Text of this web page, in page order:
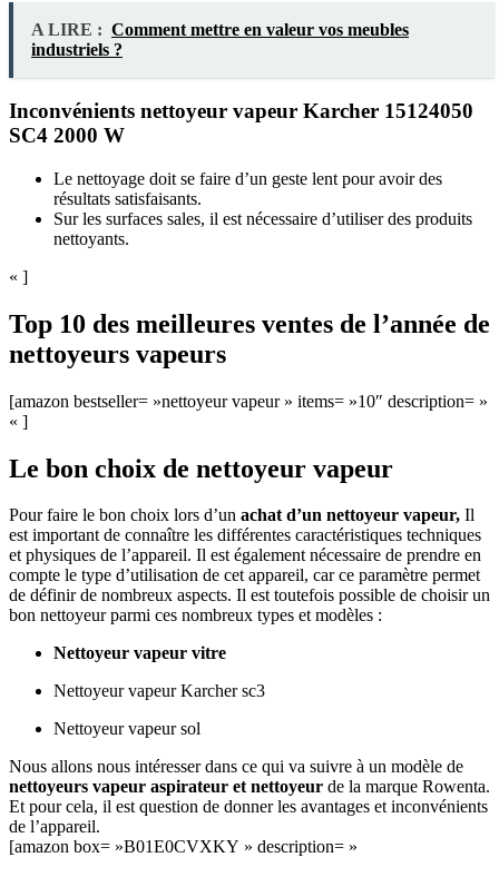
A LIRE : Comment mettre en valeur vos meubles
industriels ?
Inconvénients nettoyeur vapeur Karcher 15124050
SC4 2000 W
Le nettoyage doit se faire d’un geste lent pour avoir des
résultats satisfaisants.
Sur les surfaces sales, il est nécessaire d’utiliser des produits
nettoyants.
« ]
Top 10 des meilleures ventes de l’année de
nettoyeurs vapeurs
[amazon bestseller= »nettoyeur vapeur » items= »10″ description= »
« ]
Le bon choix de nettoyeur vapeur
Pour faire le bon choix lors d’un achat d’un nettoyeur vapeur, Il
est important de connaître les différentes caractéristiques techniques
et physiques de l’appareil. Il est également nécessaire de prendre en
compte le type d’utilisation de cet appareil, car ce paramètre permet
de définir de nombreux aspects. Il est toutefois possible de choisir un
bon nettoyeur parmi ces nombreux types et modèles :
Nettoyeur vapeur vitre
Nettoyeur vapeur Karcher sc3
Nettoyeur vapeur sol
Nous allons nous intéresser dans ce qui va suivre à un modèle de
nettoyeurs vapeur aspirateur et nettoyeur de la marque Rowenta.
Et pour cela, il est question de donner les avantages et inconvénients
de l’appareil.
[amazon box= »B01E0CVXKY » description= »